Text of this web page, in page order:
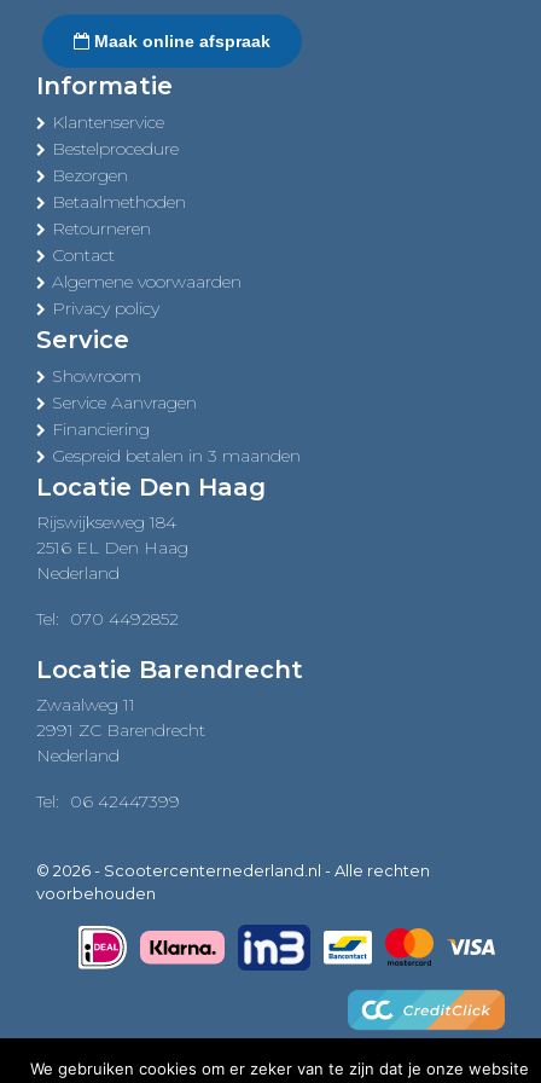
Maak online afspraak
Informatie
Klantenservice
Bestelprocedure
Bezorgen
Betaalmethoden
Retourneren
Contact
Algemene voorwaarden
Privacy policy
Service
Showroom
Service Aanvragen
Financiering
Gespreid betalen in 3 maanden
Locatie Den Haag
Rijswijkseweg 184
2516 EL Den Haag
Nederland
Tel: 070 4492852
Locatie Barendrecht
Zwaalweg 11
2991 ZC Barendrecht
Nederland
Tel: 06 42447399
© 2026 - Scootercenternederland.nl - Alle rechten
voorbehouden
We gebruiken cookies om er zeker van te zijn dat je onze website